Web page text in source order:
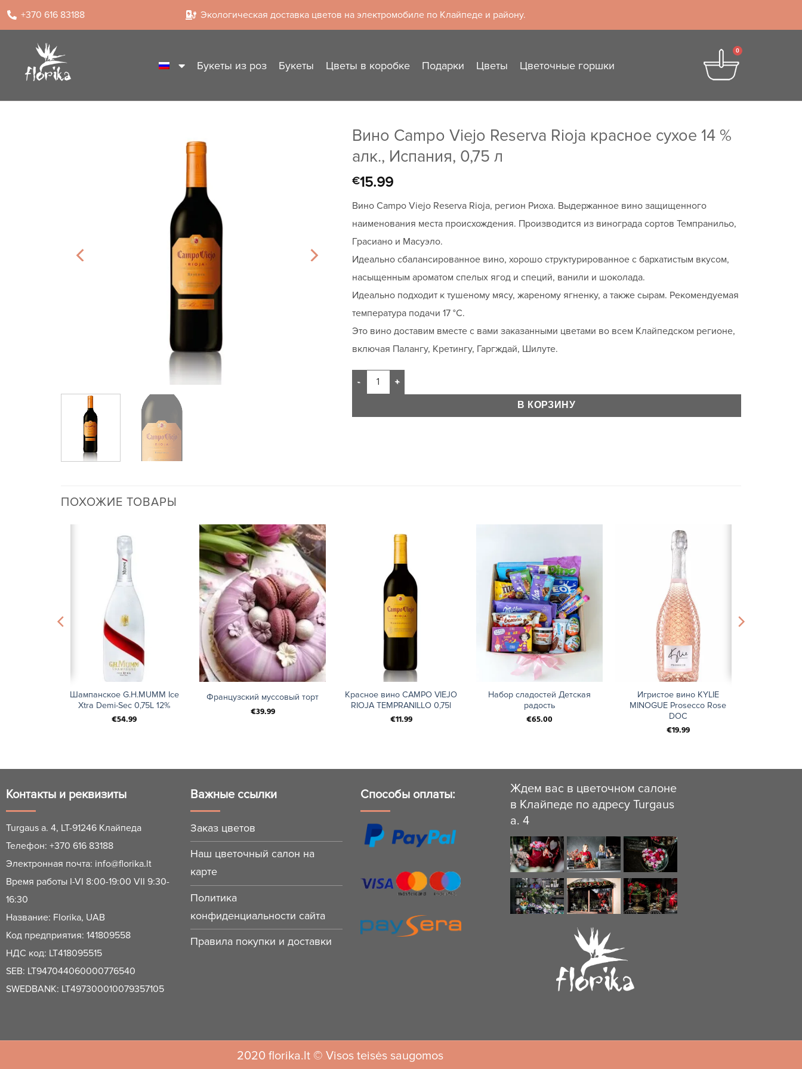
+370 616 83188 Экологическая доставка цветов на электромобиле по Клайпеде и району.
Букеты из роз Букеты Цветы в коробке Подарки Цветы Цветочные горшки
0
Вино Campo Viejo Reserva Rioja красное сухое 14 %
алк., Испания, 0,75 л
€15.99
Вино Campo Viejo Reserva Rioja, регион Риоха. Выдержанное вино защищенного
наименования места происхождения. Производится из винограда сортов Темпранильо,
Грасиано и Масуэло.
Идеально сбалансированное вино, хорошо структурированное с бархатистым вкусом,
насыщенным ароматом спелых ягод и специй, ванили и шоколада.
Идеально подходит к тушеному мясу, жареному ягненку, а также сырам. Рекомендуемая
температура подачи 17 °C.
Это вино доставим вместе с вами заказанными цветами во всем Клайпедском регионе,
включая Палангу, Кретингу, Гаргждай, Шилуте.
В КОРЗИНУ
ПОХОЖИЕ ТОВАРЫ
Шампанское G.H.MUMM Ice
Xtra Demi-Sec 0,75L 12%
€54.99
+
Французский муссовый торт
€39.99
Красное вино CAMPO VIEJO
RIOJA TEMPRANILLO 0,75l
€11.99
Набор сладостей Детская
радость
€65.00
Игристое вино KYLIE
MINOGUE Prosecco Rose
DOC
€19.99
Контакты и реквизиты
Turgaus a. 4, LT-91246 Клайпеда
Телефон: +370 616 83188
Электронная почта: info@florika.lt
Время работы I-VI 8:00-19:00 VII 9:30-
16:30
Название: Florika, UAB
Код предприятия: 141809558
НДС код: LT418095515
SEB: LT947044060000776540
SWEDBANK: LT497300010079357105
Важные ссылки
Заказ цветов
Наш цветочный салон на
карте
Политика
конфиденциальности сайта
Правила покупки и доставки
Способы оплаты:
Ждем вас в цветочном салоне
в Клайпеде по адресу Turgaus
a. 4
2020 florika.lt © Visos teisės saugomos